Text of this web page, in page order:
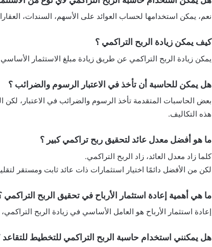
نعم، يمكن استخدامها لحساب العوائد على الأسهم، السندات،
كيف يمكن زيادة الربح التراكمي ؟
يمكن زيادة الربح التراكمي عن طريق زيادة مبلغ الاستثمار
هل يمكن للحاسبة أن تأخذ في الاعتبار الرسوم والضرائب ؟
بعض الحاسبات المتقدمة تأخذ الرسوم والضرائب في الاعتبار، لكن
هذه التكاليف.
ما هو أفضل معدل عائد لتحقيق ربح تراكمي كبير ؟
كلما زاد معدل العائد، زاد الربح التراكمي.
لكن من الأفضل دائمًا اختيار استثمارات ذات عائد ثابت ومستقر
ما هي أهمية إعادة استثمار الأرباح في تحقيق الربح التراكمي
إعادة استثمار الأرباح هو العامل الأساسي في زيادة الربح
هل يمكنني استخدام حاسبة الربح التراكمي للتخطيط